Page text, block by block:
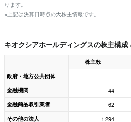
ります。
※上記は決算日時点の大株主情報です。
キオクシアホールディングスの株主構成
株主数
政府・地方公共団体
-
金融機関 44
金融商品取引業者 62
その他の法人 1,294